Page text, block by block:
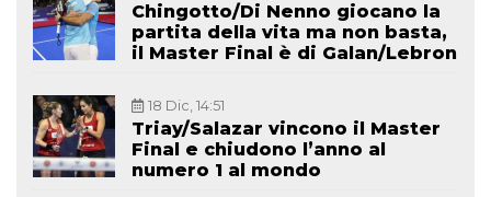
Chingotto/Di Nenno giocano la
partita della vita ma non basta,
il Master Final è di Galan/Lebron
18 Dic, 14:51
Triay/Salazar vincono il Master
Final e chiudono l’anno al
numero 1 al mondo